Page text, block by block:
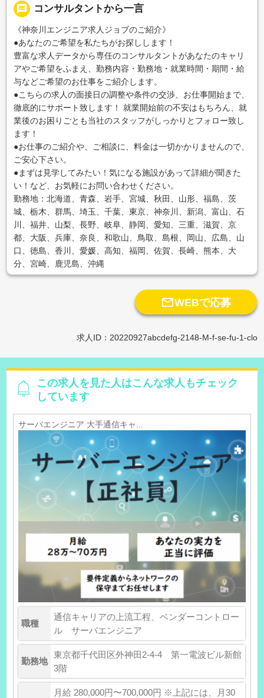
message コンサルタントから一言
《神奈川エンジニア求人ジョブのご紹介》
●あなたのご希望を私たちがお探しします！
豊富な求人データから専任のコンサルタントがあなたのキャリ
アやご希望をふまえ、勤務内容・勤務地・就業時間・期間・給
与などご希望のお仕事をご紹介します。
●こちらの求人の面接日の調整や条件の交渉、お仕事開始まで、
徹底的にサポート致します！ 就業開始前の不安はもちろん、就
業後のお困りごとも当社のスタッフがしっかりとフォロー致し
ます！
●お仕事のご紹介や、ご相談に、料金は一切かかりませんので、
ご安心下さい。
●まずは見学してみたい！気になる施設があって詳細が聞きた
い！など、お気軽にお問い合わせください。
勤務地：北海道、青森、岩手、宮城、秋田、山形、福島、茨
城、栃木、群馬、埼玉、千葉、東京、神奈川、新潟、富山、石
川、福井、山梨、長野、岐阜、静岡、愛知、三重、滋賀、京
都、大阪、兵庫、奈良、和歌山、鳥取、島根、岡山、広島、山
口、徳島、香川、愛媛、高知、福岡、佐賀、長崎、熊本、大
分、宮崎、鹿児島、沖縄
WEBで応募
求人ID：20220927abcdefg-2148-M-f-se-fu-1-clo
この求人を見た人はこんな求人もチェック
しています
サーバエンジニア 大手通信キャ...
職種
通信キャリアの上流工程、ベンダーコントロー
ル サーバエンジニア
勤務地
東京都千代田区外神田2-4-4 第一電波ビル新館
3階
月給 280,000円〜700,000円 ※上記には、月30